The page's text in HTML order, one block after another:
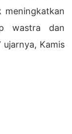
meningkatkan
wastra dan
ujarnya, Kamis